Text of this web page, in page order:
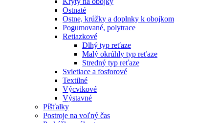
Ostnaté
Ostne, krúžky a doplnky k obojkom
Pogumované, polytrace
Retiazkové
Dlhý typ reťaze
Malý okrúhly typ reťaze
Stredný typ reťaze
Svietiace a fosforové
Textilné
Výcvikové
Výstavné
Píšťalky
Postroje na voľný čas